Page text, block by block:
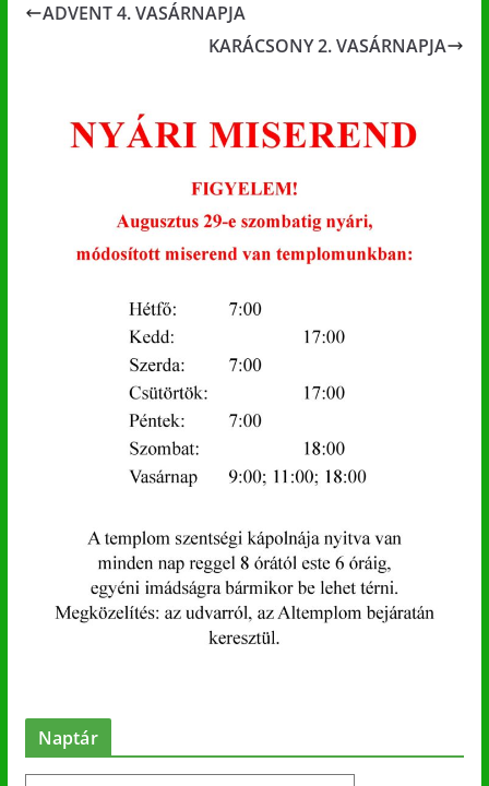
ADVENT 4. VASÁRNAPJA
KARÁCSONY 2. VASÁRNAPJA
Naptár